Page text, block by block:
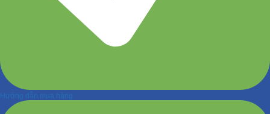
Hướng dẫn mua hàng